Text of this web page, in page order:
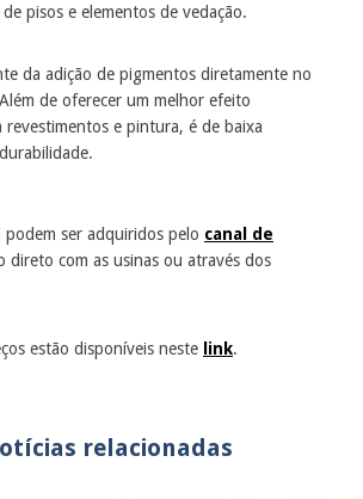
pisos e elementos de vedação.
da adição de pigmentos diretamente no
de oferecer um melhor efeito
e pintura, é de baixa
podem ser adquiridos pelo canal de
direto com as usinas ou através dos
estão disponíveis neste link.
relacionadas